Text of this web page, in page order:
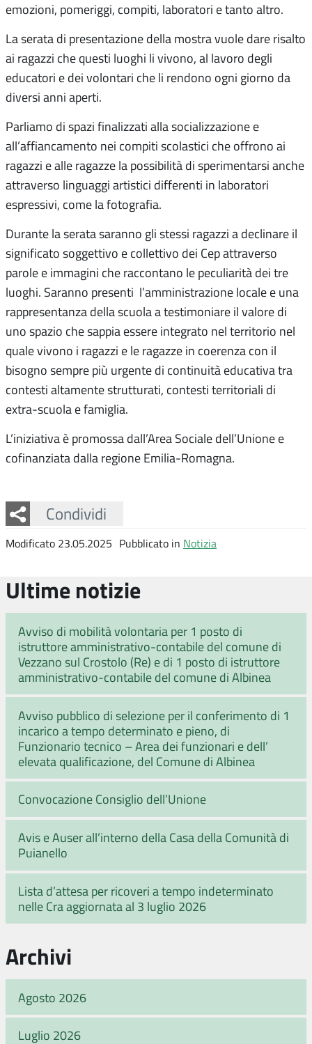
emozioni, pomeriggi, compiti, laboratori e tanto altro.
La serata di presentazione della mostra vuole dare risalto
ai ragazzi che questi luoghi li vivono, al lavoro degli
educatori e dei volontari che li rendono ogni giorno da
diversi anni aperti.
Parliamo di spazi finalizzati alla socializzazione e
all’affiancamento nei compiti scolastici che offrono ai
ragazzi e alle ragazze la possibilità di sperimentarsi anche
attraverso linguaggi artistici differenti in laboratori
espressivi, come la fotografia.
Durante la serata saranno gli stessi ragazzi a declinare il
significato soggettivo e collettivo dei Cep attraverso
parole e immagini che raccontano le peculiarità dei tre
luoghi. Saranno presenti l’amministrazione locale e una
rappresentanza della scuola a testimoniare il valore di
uno spazio che sappia essere integrato nel territorio nel
quale vivono i ragazzi e le ragazze in coerenza con il
bisogno sempre più urgente di continuità educativa tra
contesti altamente strutturati, contesti territoriali di
extra-scuola e famiglia.
L’iniziativa è promossa dall’Area Sociale dell’Unione e
cofinanziata dalla regione Emilia-Romagna.
Condividi
Facebook
Twitter
Whatsapp
Modificato 23.05.2025 Pubblicato in Notizia
Ultime notizie
Avviso di mobilità volontaria per 1 posto di
istruttore amministrativo-contabile del comune di
Vezzano sul Crostolo (Re) e di 1 posto di istruttore
amministrativo-contabile del comune di Albinea
Avviso pubblico di selezione per il conferimento di 1
incarico a tempo determinato e pieno, di
Funzionario tecnico – Area dei funzionari e dell’
elevata qualificazione, del Comune di Albinea
Convocazione Consiglio dell’Unione
Avis e Auser all’interno della Casa della Comunità di
Puianello
Lista d’attesa per ricoveri a tempo indeterminato
nelle Cra aggiornata al 3 luglio 2026
Archivi
Agosto 2026
Luglio 2026